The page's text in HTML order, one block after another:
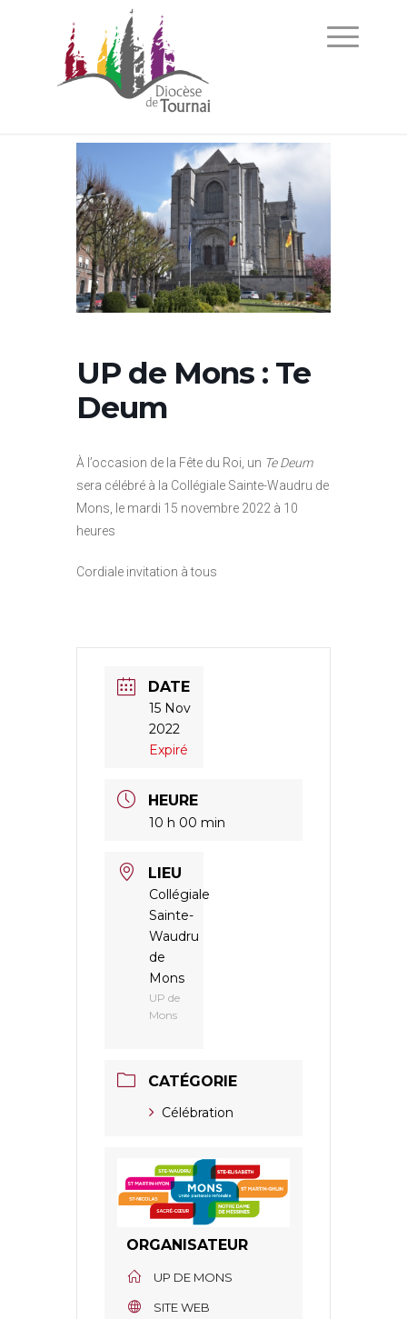
UP de Mons : Te
Deum
À l’occasion de la Fête du Roi, un Te Deum
sera célébré à la Collégiale Sainte-Waudru de
Mons, le mardi 15 novembre 2022 à 10
heures
Cordiale invitation à tous
DATE
15 Nov
2022
Expiré
HEURE
10 h 00 min
LIEU
Collégiale
Sainte-
Waudru
de
Mons
UP de
Mons
CATÉGORIE
Célébration
ORGANISATEUR
UP DE MONS
SITE WEB